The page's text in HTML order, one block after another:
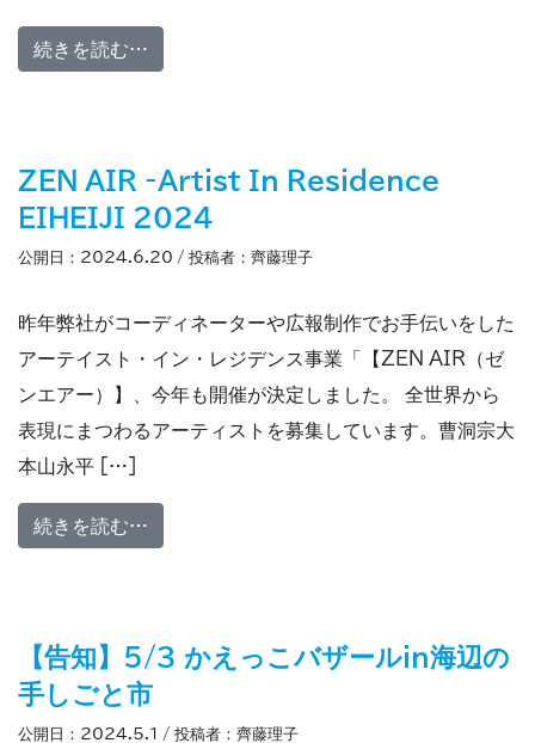
続きを読む…
ZEN AIR -Artist In Residence
EIHEIJI 2024
公開日： 2024.6.20 / 投稿者： 齊藤理子
昨年弊社がコーディネーターや広報制作でお手伝いをした
アーテイスト・イン・レジデンス事業「【ZEN AIR（ゼ
ンエアー）】、今年も開催が決定しました。 全世界から
表現にまつわるアーティストを募集しています。曹洞宗大
本山永平 […]
続きを読む…
【告知】5/3 かえっこバザールin海辺の
手しごと市
公開日： 2024.5.1 / 投稿者： 齊藤理子